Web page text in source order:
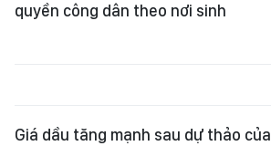
quyền công dân theo nơi sinh
Giá dầu tăng mạnh sau dự thảo của